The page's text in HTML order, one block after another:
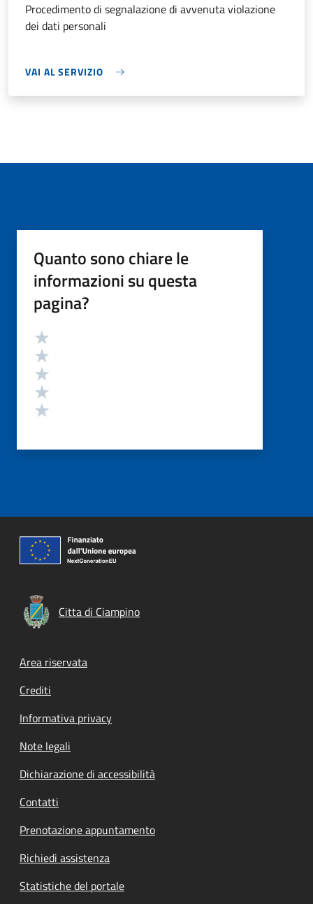
Procedimento di segnalazione di avvenuta violazione
dei dati personali
VAI AL SERVIZIO
Quanto sono chiare le
informazioni su questa
pagina?
Valutazione
Citta di Ciampino
Footer menu
Area riservata
Crediti
Informativa privacy
Note legali
Dichiarazione di accessibilità
Contatti
Prenotazione appuntamento
Richiedi assistenza
Statistiche del portale